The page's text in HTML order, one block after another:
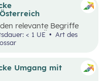
an der
Wirtschaft und
relevante Begriffe
Österreich“
Arbeitsblätter zu
< 1 UE
Umgang mit